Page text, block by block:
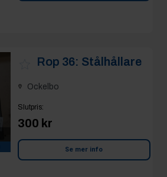
Rop 36: Stålhållare
Ockelbo
Slutpris:
300 kr
Se mer info